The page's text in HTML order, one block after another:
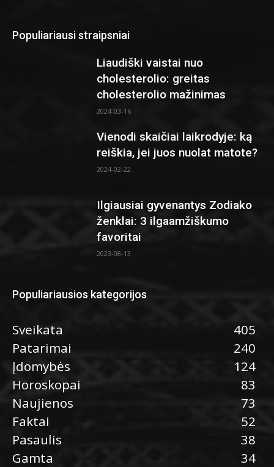
Populiariausi straipsniai
Liaudiški vaistai nuo
cholesterolio: greitas
cholesterolio mažinimas
2024-03-16
Vienodi skaičiai laikrodyje: ką
reiškia, jei juos nuolat matote?
2024-02-22
Ilgiausiai gyvenantys Zodiako
ženklai: 3 ilgaamžiškumo
favoritai
2023-08-13
Populiariausios kategorijos
Sveikata
405
Patarimai
240
Įdomybės
124
Horoskopai
83
Naujienos
73
Faktai
52
Pasaulis
38
Gamta
34